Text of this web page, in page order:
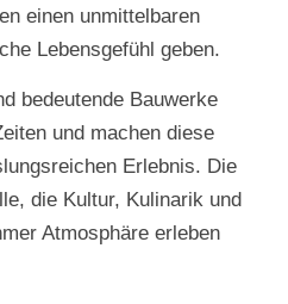
einen unmittelbaren
Lebensgefühl geben.
bedeutende Bauwerke
und machen diese
Erlebnis. Die
die Kultur, Kulinarik und
Atmosphäre erleben